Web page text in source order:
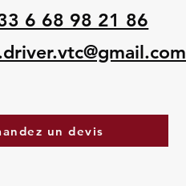
6 68 98 21 86
un devis